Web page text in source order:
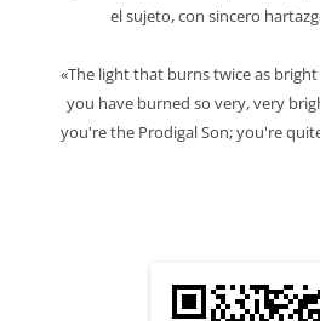
el sujeto, con sincero
«The light that burns twice as
you have burned so very, very
you're the Prodigal Son; you're